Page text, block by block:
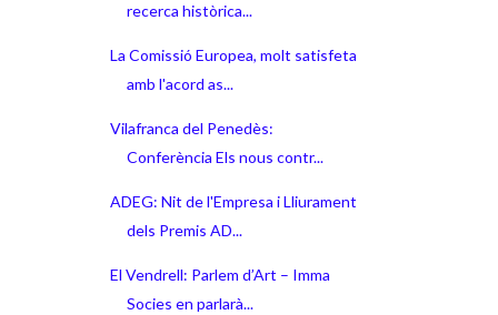
recerca històrica...
La Comissió Europea, molt satisfeta
amb l'acord as...
Vilafranca del Penedès:
Conferència Els nous contr...
ADEG: Nit de l'Empresa i Lliurament
dels Premis AD...
El Vendrell: Parlem d’Art – Imma
Socies en parlarà...